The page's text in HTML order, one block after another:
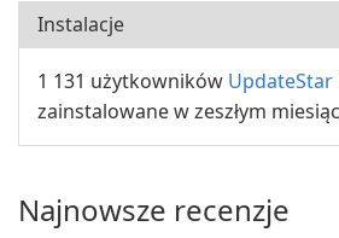
Instalacje
1 131 użytkowników UpdateStar
zainstalowane w zeszłym
Najnowsze recenzje